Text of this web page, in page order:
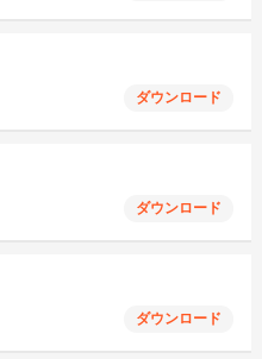
ダウンロード
ダウンロード
ダウンロード